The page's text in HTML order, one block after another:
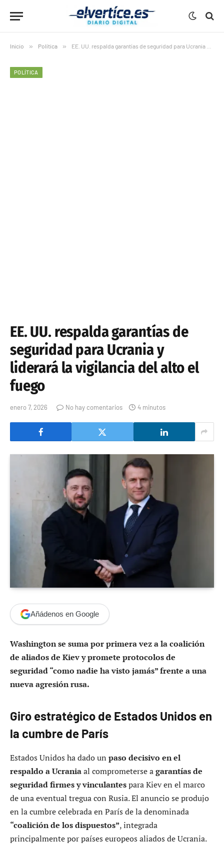
Inicio » Política » EE. UU. respalda garantías de seguridad para Ucrania y liderará la vigilancia del alto el fuego
POLÍTICA
EE. UU. respalda garantías de
seguridad para Ucrania y
liderará la vigilancia del alto el
fuego
enero 7, 2026 No hay comentarios 4 minutos
Añádenos en Google
Washington se suma por primera vez a la coalición
de aliados de Kiev y promete protocolos de
seguridad “como nadie ha visto jamás” frente a una
nueva agresión rusa.
Giro estratégico de Estados Unidos en
la cumbre de París
Estados Unidos ha dado un paso decisivo en el
respaldo a Ucraniaal comprometerse agarantías de
seguridad firmes y vinculantespara Kiev en el marco
de una eventual tregua con Rusia. El anuncio se produjo
en la cumbre celebrada en París de la denominada
“coalición de los dispuestos”, integrada
principalmente por países europeos aliados de Ucrania.